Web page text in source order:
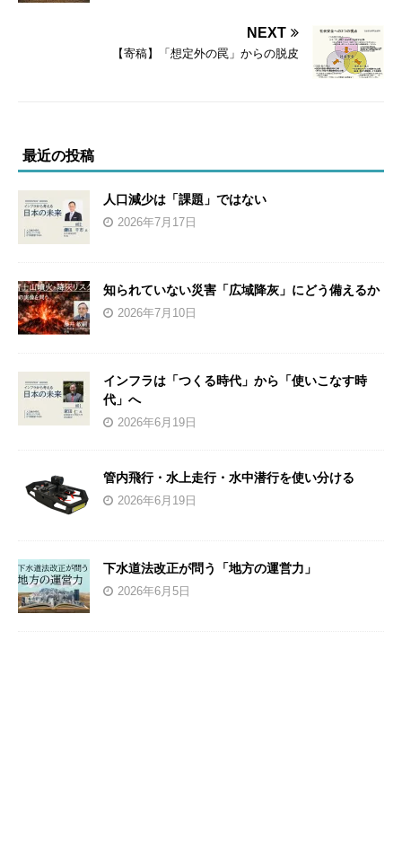
NEXT
【寄稿】「想定外の罠」からの脱皮
最近の投稿
人口減少は「課題」ではない
2026年7月17日
知られていない災害「広域降灰」にどう備えるか
2026年7月10日
インフラは「つくる時代」から「使いこなす時
代」へ
2026年6月19日
管内飛行・水上走行・水中潜行を使い分ける
2026年6月19日
下水道法改正が問う「地方の運営力」
2026年6月5日